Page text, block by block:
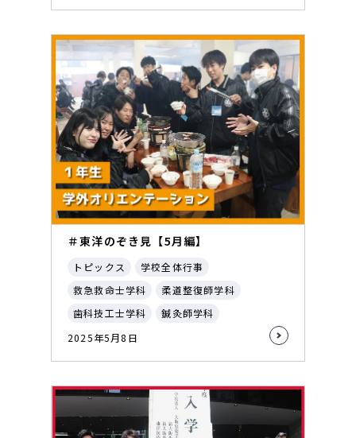
＃東洋のぞき見【5月編】
トピックス
学校全体行事
救急救命士学科
柔道整復師学科
歯科技工士学科
鍼灸師学科
2025年5月8日